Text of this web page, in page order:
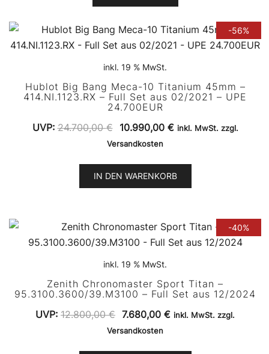
-56%
inkl. 19 % MwSt.
Hublot Big Bang Meca-10 Titanium 45mm –
414.NI.1123.RX – Full Set aus 02/2021 – UPE
24.700EUR
UVP: 24.700,00€
Ursprünglicher
Preis
24.700,00 €
10.990,00 €Aktueller
10.990,00 €.
inkl. MwSt. zzgl.
Versandkosten
IN DEN WARENKORB
-40%
inkl. 19 % MwSt.
Zenith Chronomaster Sport Titan –
95.3100.3600/39.M3100 – Full Set aus 12/2024
UVP: 12.800,00€ Ursprünglicher
Preis
7.680,00 €Aktueller
inkl. MwSt. zzgl.
Versandkosten